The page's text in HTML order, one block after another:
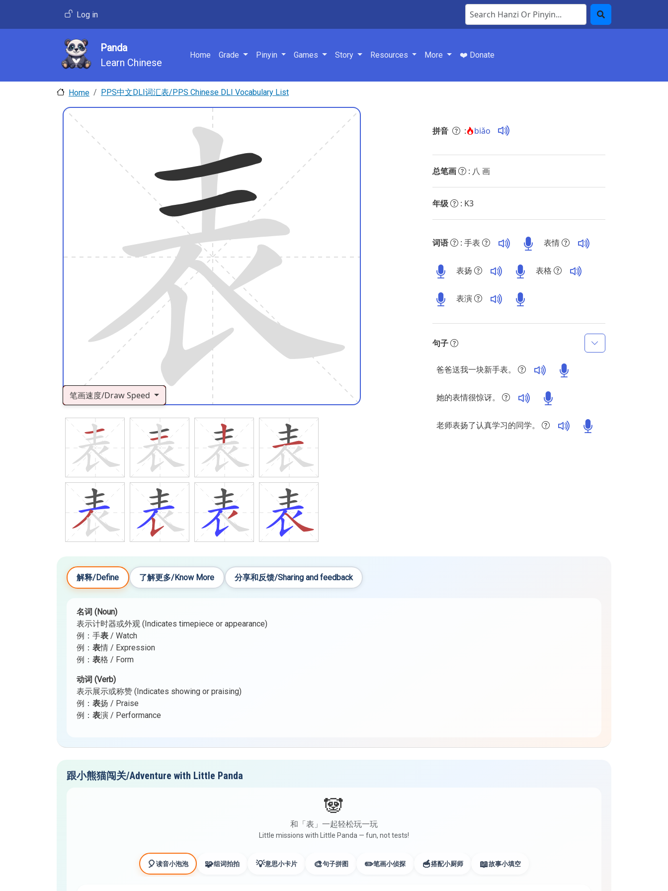
User account menu
Log in
Search Hanzi or Pinyin
Search
Panda
Learn Chinese
Main navigation
Home Grade Pinyin Games Story Resources More ❤️ Donate
Home PPS中文DLI词汇表/PPS Chinese DLI Vocabulary List
笔画速度/Draw Speed
拼音 : biǎo
总笔画 : 八 画
年级 : K3
词语 : 手表 表情
表扬 表格
表演
句子
爸爸送我一块新手表。
她的表情很惊讶。
老师表扬了认真学习的同学。
解释/Define 了解更多/Know More 分享和反馈/Sharing and feedback
名词 (Noun)
表示计时器或外观 (Indicates timepiece or appearance)
例：手表 / Watch
例： 表情 / Expression
例： 表格 / Form
动词 (Verb)
表示展示或称赞 (Indicates showing or praising)
例： 表扬 / Praise
例： 表演 / Performance
跟小熊猫闯关/Adventure with Little Panda
🐼
和「表」一起轻松玩一玩
Little missions with Little Panda — fun, not tests!
🎈读音小泡泡 🧩组词拍拍 💡意思小卡片 🎨句子拼图 ✏️笔画小侦探 🥣搭配小厨师 📖故事小填空